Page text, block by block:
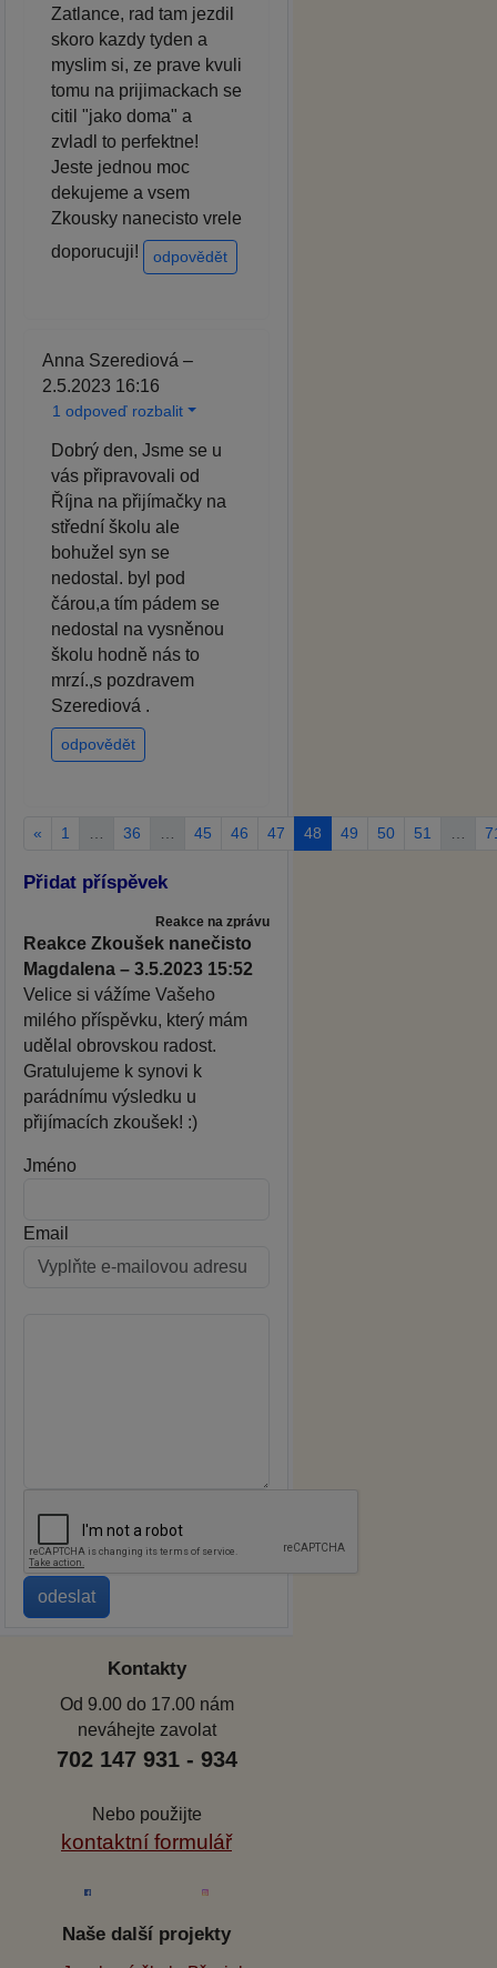
Zatlance, rad tam jezdil
skoro kazdy tyden a
myslim si, ze prave kvuli
tomu na prijimackach se
citil "jako doma" a
zvladl to perfektne!
Jeste jednou moc
dekujeme a vsem
Zkousky nanecisto vrele
doporucuji!
odpovědět
Anna Szerediová –
2.5.2023 16:16
1 odpoveď rozbalit
Dobrý den, Jsme se u
vás připravovali od
Října na přijímačky na
střední školu ale
bohužel syn se
nedostal. byl pod
čárou,a tím pádem se
nedostal na vysněnou
školu hodně nás to
mrzí.,s pozdravem
Szerediová .
odpovědět
« 1 36 45 46 47 48 49 50 51
Přidat příspěvek
Reakce na zprávu
Reakce Zkoušek nanečisto
Magdalena – 3.5.2023 15:52
Velice si vážíme Vašeho
milého příspěvku, který mám
udělal obrovskou radost.
Gratulujeme k synovi k
parádnímu výsledku u
přijímacích zkoušek! :)
Jméno
Email
Kontakty
Od 9.00 do 17.00 nám
neváhejte zavolat
702 147 931 - 934
Nebo použijte
kontaktní formulář
Naše další projekty